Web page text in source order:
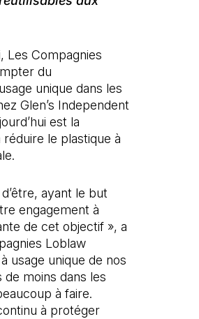
Les Compagnies
du
unique dans les
Glen’s Independent
est la
le plastique à
ayant le but
engagement à
de cet objectif », a
Loblaw
usage unique de nos
de moins dans les
à faire.
à protéger